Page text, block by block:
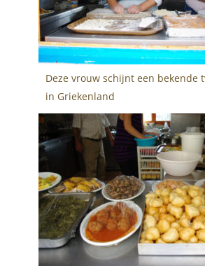
Deze vrouw schijnt een bekende
in Griekenland